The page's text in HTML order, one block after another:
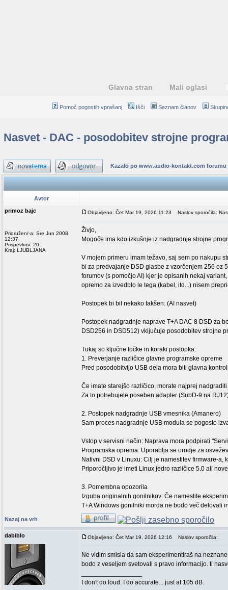
Glavna stran Mali oglasi
Pomoč pogostih vprašanj Išči Seznam članov
Nasvet - DAC - posodobitev strojne
Kazalo po www.audio-kontakt.com forumu
Avtor
primoz bajc
Pridružen/-a: Sre Jun 2008
12:37
Prispevkov: 20
Kraj: LJUBLJANA
Objavljeno: Čet Mar 19, 2026 11:23 Naslov sporočila:
Živjo,
Mogoče ima kdo izkušnje iz nadgradnje strojne
V mojem primeru imam težavo, saj sem po nakupu
bi za predvajanje DSD glasbe z vzorčenjem 256 oz
forumov (s pomočjo AI) kjer je opisanih nekaj
opremo za izvedblo le tega (kabel, itd...) nisem
Postopek bi bil nekako takšen: (AI nasvet)
Postopek nadgradnje naprave T+A DAC 8 DSD za
DSD256 in DSD512) vključuje posodobitev strojne
Tukaj so ključne točke in koraki postopka:
1. Preverjanje različice glavne programske opreme
Pred posodobitvijo USB dela mora biti glavna
Če imate starejšo različico, morate najprej
Za to potrebujete poseben adapter (SubD-9 na
2. Postopek nadgradnje USB vmesnika (Amanero)
Sam proces nadgradnje USB modula se pogosto
Vstop v servisni način: Naprava mora podpirati
Programska oprema: Uporablja se orodje za
Nativni DSD v Linuxu: Cilj je namestitev firmware-
Priporočljivo je imeti Linux jedro različice 5.0 ali
3. Pomembna opozorila
Izguba originalnih gonilnikov: Če namestite
T+A Windows gonilniki morda ne bodo več delovali
Nazaj na vrh
dabiblo Objavljeno: Čet Mar 19, 2026 12:16 Naslov sporočila:
Ne vidim smisla da sam eksperimentiraš na
bodo z veseljem svetovali s pravo informacijo. ti
I don't do loud. I do accurate... just at 105 dB.